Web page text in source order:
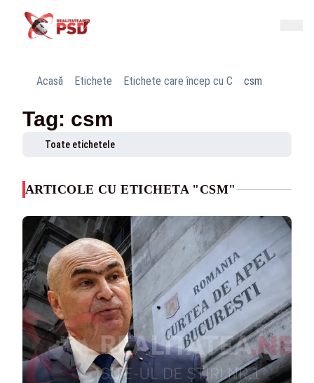
Acasă Etichete Etichete care încep cu C csm
Tag: csm
Toate etichetele
ARTICOLE CU ETICHETA "CSM"